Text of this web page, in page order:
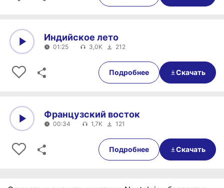
01:25
Индийское лето
01:25 3,0K 212
Подробнее Скачать
00:34
Французский восток
00:34 1,7K 121
Подробнее Скачать